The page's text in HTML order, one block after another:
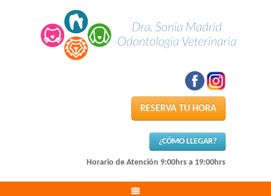
RESERVA TU HORA
¿CÓMO LLEGAR?
Horario de Atención 9:00hrs a 19:00hrs